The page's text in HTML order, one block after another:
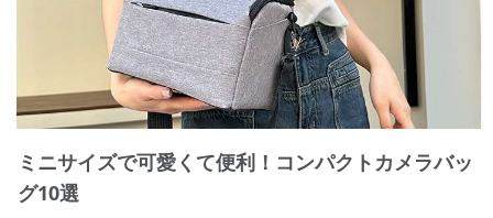
ミニサイズで可愛くて便利！コンパクトカメラバッ
グ10選